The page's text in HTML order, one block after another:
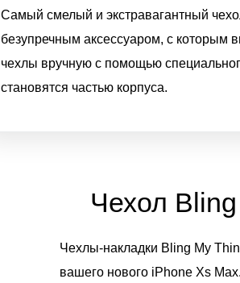
Самый смелый и экстравагантный
безупречным аксессуаром, с которым
чехлы вручную с помощью
становятся частью корпуса.
Чехол
Чехлы-накладки Bling My
вашего нового iPhone Xs